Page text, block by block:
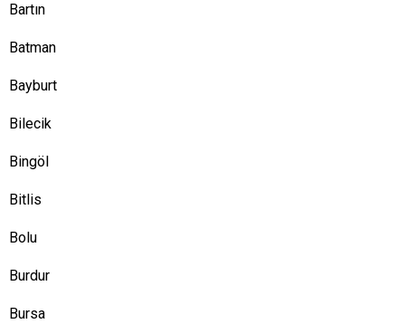
Bartın
Batman
Bayburt
Bilecik
Bingöl
Bitlis
Bolu
Burdur
Bursa